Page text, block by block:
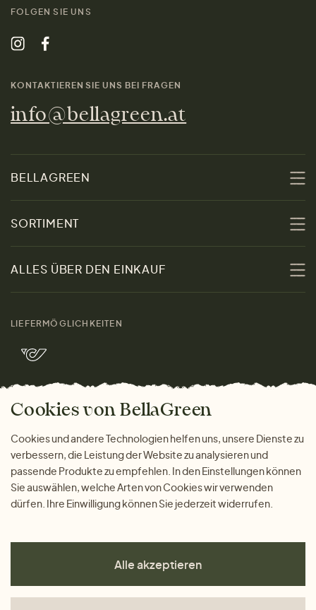
FOLGEN SIE UNS
KONTAKTIEREN SIE UNS BEI FRAGEN
info@bellagreen.at
BELLAGREEN
Nachhaltigkeit
Kontakt
Marken
Bella Green Magazin
SORTIMENT
Damen
Herren
Wohnen
Geschenke
ALLES ÜBER DEN EINKAUF
Warum bei uns einkaufen
LIEFERMÖGLICHKEITEN
ZAHLUNGSMÖGLICHKEITEN
Cookies von BellaGreen
Cookies und andere Technologien helfen uns, unsere Dienste zu
verbessern, die Leistung der Website zu analysieren und
passende Produkte zu empfehlen. In den Einstellungen können
Sie auswählen, welche Arten von Cookies wir verwenden
dürfen. Ihre Einwilligung können Sie jederzeit widerrufen.
Alle akzeptieren